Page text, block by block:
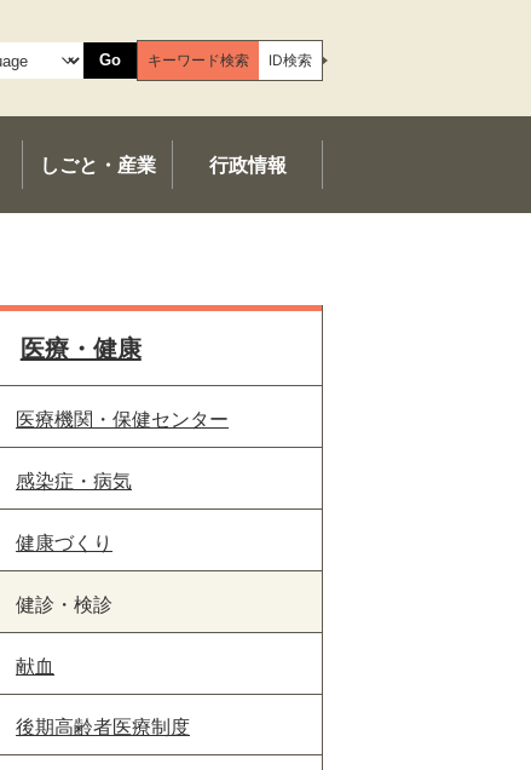
Go キーワード検索 ID検索
しごと・産業 行政情報
医療・健康
医療機関・保健センター
感染症・病気
健康づくり
健診・検診
献血
後期高齢者医療制度